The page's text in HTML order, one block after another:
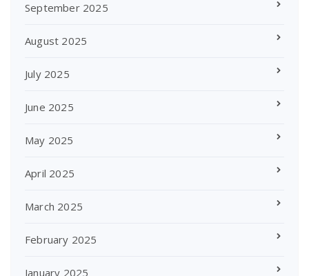
September 2025
August 2025
July 2025
June 2025
May 2025
April 2025
March 2025
February 2025
January 2025